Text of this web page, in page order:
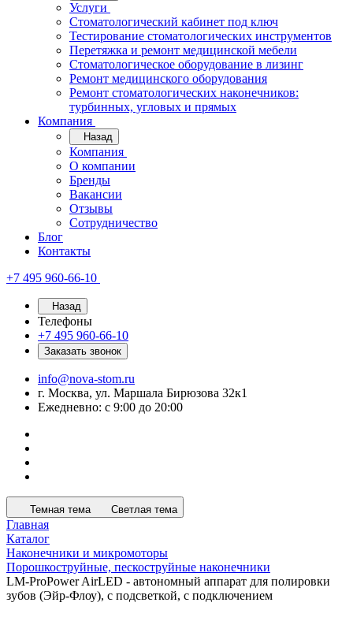
Услуги
Стоматологический кабинет под ключ
Тестирование стоматологических инструментов
Перетяжка и ремонт медицинской мебели
Стоматологическое оборудование в лизинг
Ремонт медицинского оборудования
Ремонт стоматологических наконечников:
турбинных, угловых и прямых
Компания
Назад
Компания
О компании
Бренды
Вакансии
Отзывы
Сотрудничество
Блог
Контакты
+7 495 960-66-10
Назад
Телефоны
+7 495 960-66-10
Заказать звонок
info@nova-stom.ru
г. Москва, ул. Маршала Бирюзова 32к1
Ежедневно: с 9:00 до 20:00
Темная тема Светлая тема
Главная
Каталог
Наконечники и микромоторы
Порошкоструйные, пескоструйные наконечники
LM-ProPower AirLED - автономный аппарат для полировки
зубов (Эйр-Флоу), с подсветкой, с подключением